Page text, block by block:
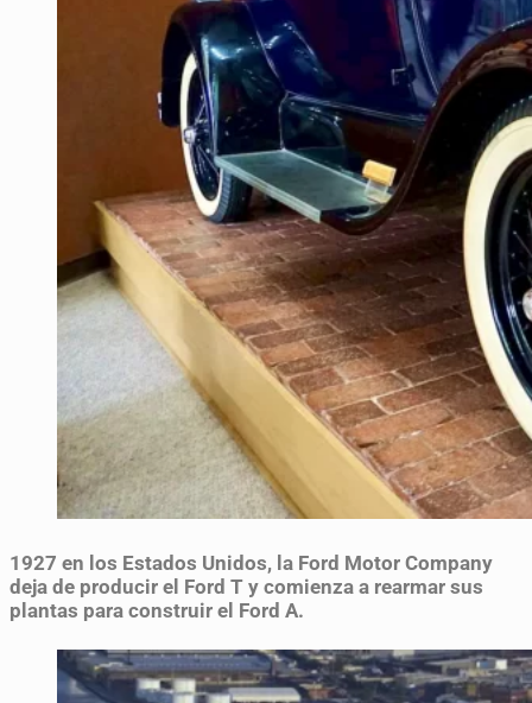
1927 en los Estados Unidos, la Ford Motor Company
deja de producir el Ford T y comienza a rearmar sus
plantas para construir el Ford A.